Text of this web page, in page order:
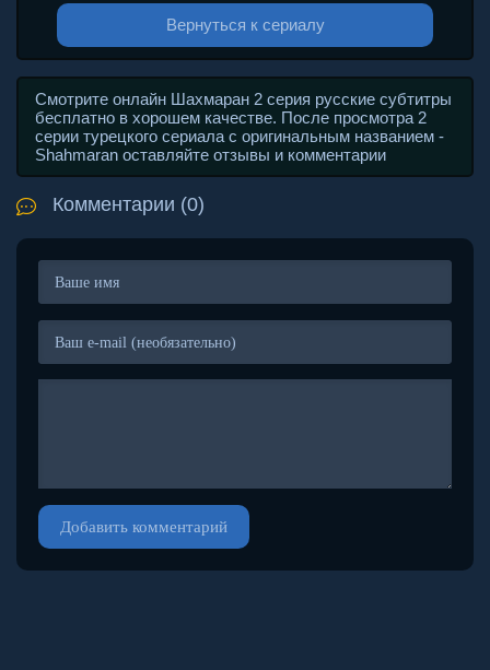
Вернуться к сериалу
Смотрите онлайн Шахмаран 2 серия русские субтитры
бесплатно в хорошем качестве. После просмотра 2
серии турецкого сериала с оригинальным названием -
Shahmaran оставляйте отзывы и комментарии
Комментарии (0)
Добавить комментарий